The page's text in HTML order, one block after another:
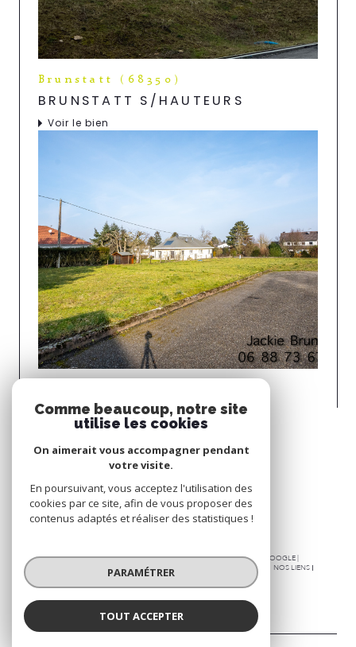
Brunstatt (68350)
BRUNSTATT S/HAUTEURS
Voir le bien
TERRAIN CONSTRUCTIBLE
Voir le bien
PROPRIÉTAIRE
Se connecter
© 2026 | TOUS DROITS RÉSERVÉS | TRADUCTION POWERED BY GOOGLE |
NOS HONORAIRES MENTIONS LÉGALES ADMIN
NOS LIENS
POLITIQUE RGPD
Comme beaucoup, notre site
utilise les cookies
On aimerait vous accompagner pendant
votre visite.
En poursuivant, vous acceptez l'utilisation des
cookies par ce site, afin de vous proposer des
contenus adaptés et réaliser des statistiques !
PARAMÉTRER
TOUT ACCEPTER